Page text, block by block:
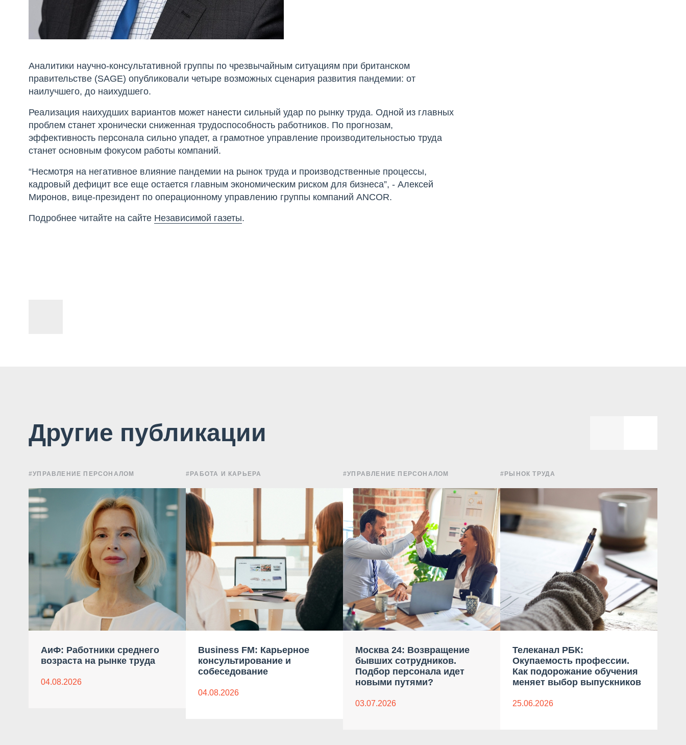
Аналитики научно-консультативной группы по чрезвычайным ситуациям при британском
правительстве (SAGE) опубликовали четыре возможных сценария развития пандемии: от
наилучшего, до наихудшего.
Реализация наихудших вариантов может нанести сильный удар по рынку труда. Одной из главных
проблем станет хронически сниженная трудоспособность работников. По прогнозам,
эффективность персонала сильно упадет, а грамотное управление производительностью труда
станет основным фокусом работы компаний.
“Несмотря на негативное влияние пандемии на рынок труда и производственные процессы,
кадровый дефицит все еще остается главным экономическим риском для бизнеса”, - Алексей
Миронов, вице-президент по операционному управлению группы компаний ANCOR.
Подробнее читайте на сайте Независимой газеты.
Другие публикации
#УПРАВЛЕНИЕ ПЕРСОНАЛОМ
АиФ: Работники среднего
возраста на рынке труда
04.08.2026
#РАБОТА И КАРЬЕРА
Business FM: Карьерное
консультирование и
собеседование
04.08.2026
#УПРАВЛЕНИЕ ПЕРСОНАЛОМ
Москва 24: Возвращение
бывших сотрудников.
Подбор персонала идет
новыми путями?
03.07.2026
#РЫНОК ТРУДА
Телеканал РБК:
Окупаемость профессии.
Как подорожание обучения
меняет выбор выпускников
25.06.2026